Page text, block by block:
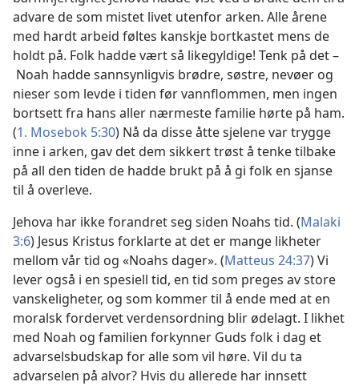
advare de som mistet livet utenfor arken. Alle årene
med hardt arbeid føltes kanskje bortkastet mens de
holdt på. Folk hadde vært så likegyldige! Tenk på det –
Noah hadde sannsynligvis brødre, søstre, nevøer og
nieser som levde i tiden før vannflommen, men ingen
bortsett fra hans aller nærmeste familie hørte på ham.
(1. Mosebok 5:30) Nå da disse åtte sjelene var trygge
inne i arken, gav det dem sikkert trøst å tenke tilbake
på all den tiden de hadde brukt på å gi folk en sjanse
til å overleve.
Jehova har ikke forandret seg siden Noahs tid. (Malaki
3:6) Jesus Kristus forklarte at det er mange likheter
mellom vår tid og «Noahs dager». (Matteus 24:37) Vi
lever også i en spesiell tid, en tid som preges av store
vanskeligheter, og som kommer til å ende med at en
moralsk fordervet verdensordning blir ødelagt. I likhet
med Noah og familien forkynner Guds folk i dag et
advarselsbudskap for alle som vil høre. Vil du ta
advarselen på alvor? Hvis du allerede har innsett